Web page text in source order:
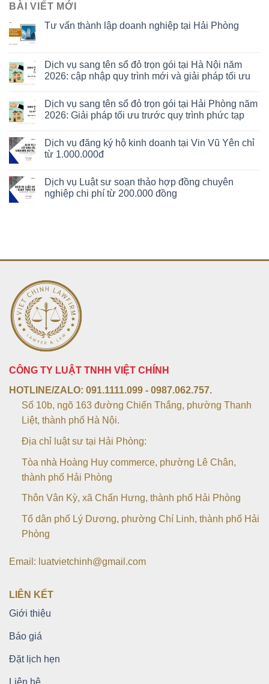
BÀI VIẾT MỚI
Tư vấn thành lập doanh nghiệp tại Hải Phòng
Dịch vụ sang tên sổ đỏ trọn gói tại Hà Nội năm
2026: cập nhập quy trình mới và giải pháp tối ưu
Dịch vụ sang tên sổ đỏ trọn gói tại Hải Phòng năm
2026: Giải pháp tối ưu trước quy trình phức tạp
Dịch vụ đăng ký hộ kinh doanh tại Vin Vũ Yên chỉ
từ 1.000.000đ
Dịch vụ Luật sư soạn thảo hợp đồng chuyên
nghiệp chi phí từ 200.000 đồng
CÔNG TY LUẬT TNHH VIỆT CHÍNH
HOTLINE/ZALO: 091.1111.099 - 0987.062.757.
Số 10b, ngõ 163 đường Chiến Thắng, phường Thanh
Liệt, thành phố Hà Nội.
Địa chỉ luật sư tại Hải Phòng:
Tòa nhà Hoàng Huy commerce, phường Lê Chân,
thành phố Hải Phòng
Thôn Vân Kỳ, xã Chấn Hưng, thành phố Hải Phòng
Tổ dân phố Lý Dương, phường Chí Linh, thành phố Hải
Phòng
Email: luatvietchinh@gmail.com
LIÊN KẾT
Giới thiệu
Báo giá
Đặt lịch hẹn
Liên hệ